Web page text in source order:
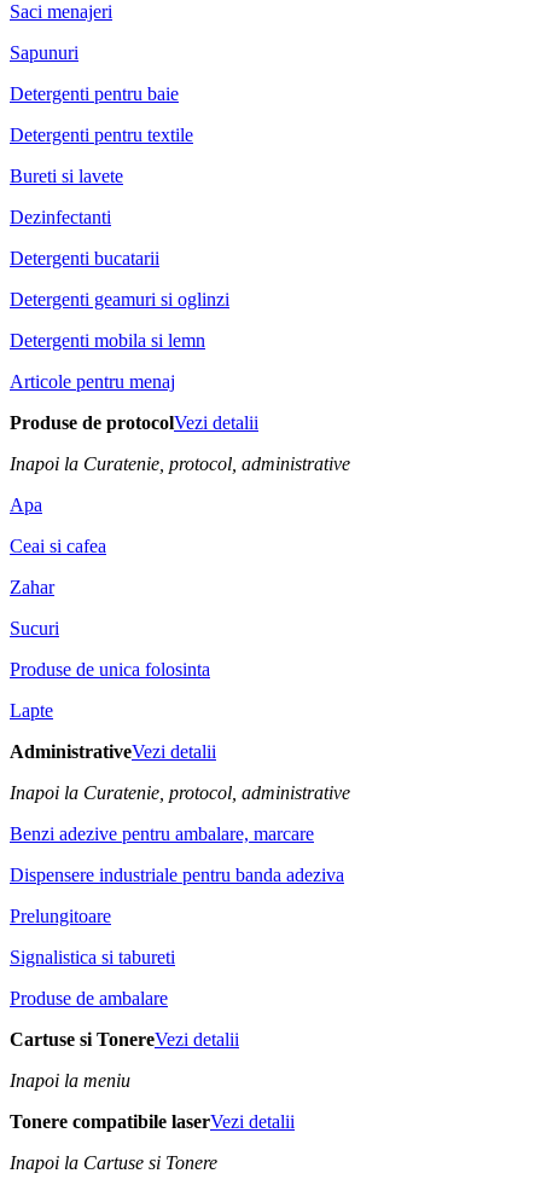
Saci menajeri
Sapunuri
Detergenti pentru baie
Detergenti pentru textile
Bureti si lavete
Dezinfectanti
Detergenti bucatarii
Detergenti geamuri si oglinzi
Detergenti mobila si lemn
Articole pentru menaj
Produse de protocolVezi detalii
Inapoi la Curatenie, protocol, administrative
Apa
Ceai si cafea
Zahar
Sucuri
Produse de unica folosinta
Lapte
AdministrativeVezi detalii
Inapoi la Curatenie, protocol, administrative
Benzi adezive pentru ambalare, marcare
Dispensere industriale pentru banda adeziva
Prelungitoare
Signalistica si tabureti
Produse de ambalare
Cartuse si TonereVezi detalii
Inapoi la meniu
Tonere compatibile laserVezi detalii
Inapoi la Cartuse si Tonere